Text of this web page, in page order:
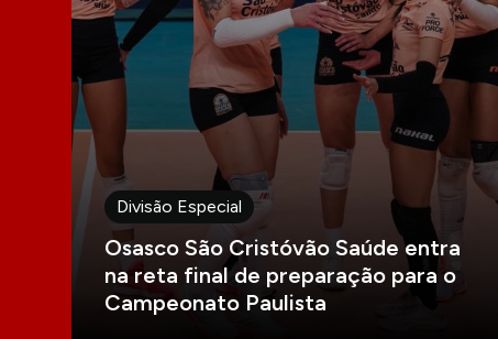
Divisão Especial
Osasco São Cristóvão Saúde entra
na reta final de preparação para o
Campeonato Paulista